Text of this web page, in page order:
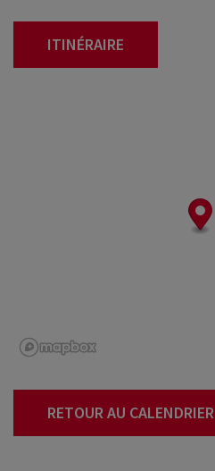
ITINÉRAIRE
RETOUR AU CALENDRIER